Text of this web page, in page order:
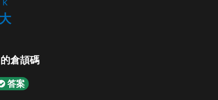
倉頡碼
答案